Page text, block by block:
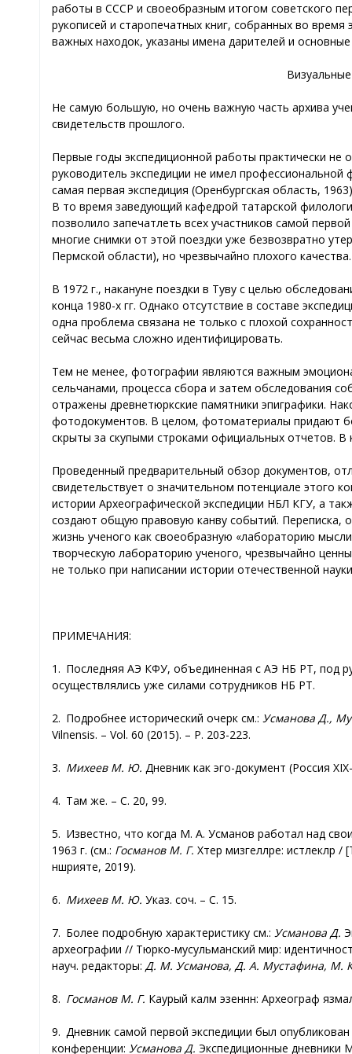
работы в СССР и своеобразным итогом советского
рукописей и старопечатных книг, собранных во
важных находок, указаны имена дарителей и
Не самую большую, но очень важную часть архива
свидетельств прошлого.
Первые годы экспедиционной работы практически не
руководитель экспедиции не имел
самая первая экспедиция (Оренбургская область,
В то время заведующий кафедрой татарской
позволило запечатлеть всех участников самой
многие снимки от этой поездки уже безвозвратно
Пермской области), но чрезвычайно плохого качества.
В 1972 г., накануне поездки в Туву с целью
конца 1980-х гг. Однако отсутствие в составе
одна проблема связана не только с плохой
сейчас весьма сложно идентифицировать.
Тем не менее, фотографии являются важным
сельчанами, процесса сбора и затем обследования
отражены древнетюркские памятники эпиграфики.
фотодокументов. В целом, фотоматериалы придают
скрыты за скупыми строками официальных отчетов.
Проведенный предварительный обзор документов,
свидетельствует о значительном потенциале этого
истории Археографической экспедиции НБЛ КГУ, а
создают общую правовую канву событий. Переписка,
жизнь ученого как своеобразную «лабораторию
творческую лабораторию ученого, чрезвычайно
не только при написании истории отечественной
ПРИМЕЧАНИЯ:
1. Последняя АЭ КФУ, объединенная с АЭ НБ РТ, под
осуществлялись уже силами сотрудников НБ РТ.
2. Подробнее исторический очерк см.: Усманова Д.,
Vilnensis. – Vol. 60 (2015). – P. 203-223.
3. Михеев М. Ю. Дневник как эго-документ (Россия
4. Там же. – С. 20, 99.
5. Известно, что когда М. А. Усманов работал над
1963 г. (см.: Госманов М. Г. Хәтер мизгелләре: истәлекләр /
нәшрияте, 2019).
6. Михеев М. Ю. Указ. соч. – С. 15.
7. Более подробную характеристику см.: Усманова Д.
археографии // Тюрко-мусульманский мир:
науч. редакторы: Д. М. Усманова, Д. А. Мустафина, М.
8. Госманов М. Г. Каурый каләм эзеннән: Археограф
9. Дневник самой первой экспедиции был
конференции: Усманова Д. Экспедиционные дневники